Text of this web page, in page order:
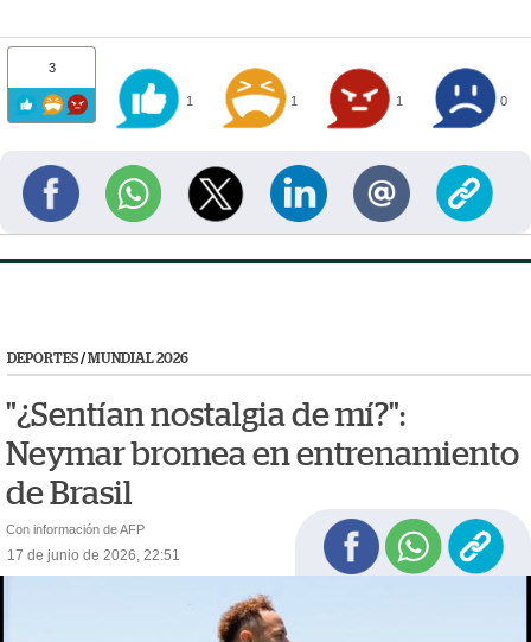
3
1 1 1 0
DEPORTES/MUNDIAL 2026
"¿Sentían nostalgia de mí?":
Neymar bromea en entrenamiento
de Brasil
Con información de AFP
17 de junio de 2026, 22:51